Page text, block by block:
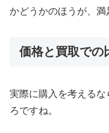
かどうかのほうが、満
価格と買取での
実際に購入を考えるな
ろですね。